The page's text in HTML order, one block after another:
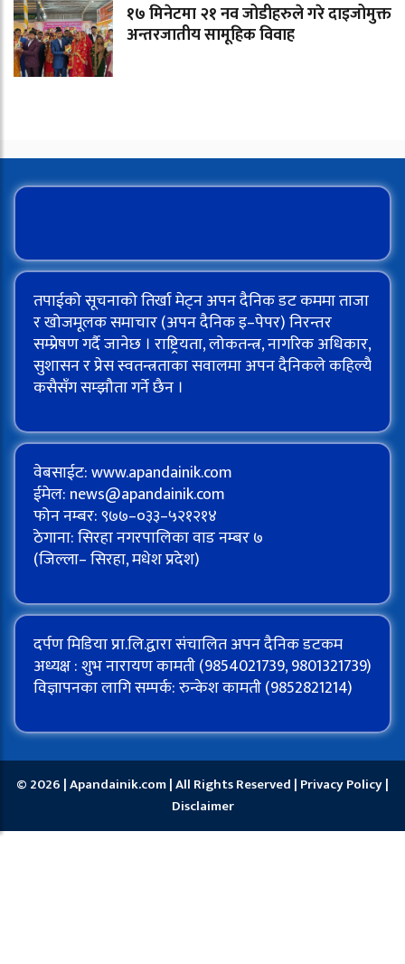
१७ मिनेटमा २१ नव जोडीहरुले गरे दाइजोमुक्त
अन्तरजातीय सामूहिक विवाह
तपाईको सूचनाको तिर्खा मेट्न अपन दैनिक डट कममा ताजा
र खोजमूलक समाचार (अपन दैनिक इ–पेपर) निरन्तर
सम्प्रेषण गर्दै जानेछ । राष्ट्रियता, लोकतन्त्र, नागरिक अधिकार,
सुशासन र प्रेस स्वतन्त्रताका सवालमा अपन दैनिकले कहिल्यै
कसैसँग सम्झौता गर्ने छैन ।
वेबसाईट: www.apandainik.com
ईमेल: news@apandainik.com
फोन नम्बर: ९७७–०३३–५२१२१४
ठेगाना: सिरहा नगरपालिका वाड नम्बर ७
(जिल्ला– सिरहा, मधेश प्रदेश)
दर्पण मिडिया प्रा.लि.द्वारा संचालित अपन दैनिक डटकम
अध्यक्ष : शुभ नारायण कामती (9854021739, 9801321739)
विज्ञापनका लागि सम्पर्क: रुन्केश कामती (9852821214)
© 2026 | Apandainik.com | All Rights Reserved | Privacy Policy|
Disclaimer